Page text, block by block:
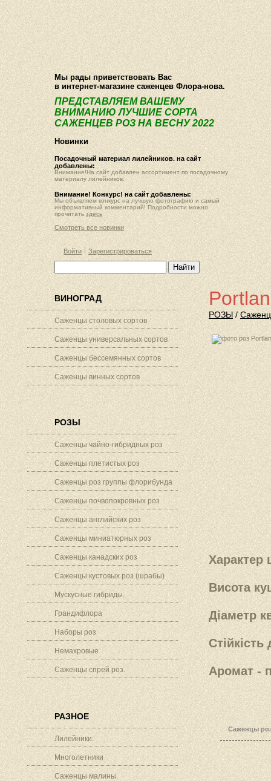
О компании Как купить Фотогалерея Статьи Опт
Мы рады приветствовать Вас
в интернет-магазине саженцев Флора-нова.
ПРЕДСТАВЛЯЕМ ВАШЕМУ
ВНИМАНИЮ ЛУЧШИЕ СОРТА
САЖЕНЦЕВ РОЗ НА ВЕСНУ 2022
Новинки
Посадочный материал лилейников. на сайт
добавлены:
Внимание!На сайт добавлен ассортимент по посадочному
материалу лилейников.
Внимание! Конкурс! на сайт добавлены:
Мы объявляем конкурс на лучшую фотографию и самый
информативный комментарий! Подробности можно
прочитать здесь
Смотреть все новинки
Войти Зарегистрироваться
ВИНОГРАД
Саженцы столовых сортов
Саженцы универсальных сортов
Саженцы бессемянных сортов
Саженцы винных сортов
РОЗЫ
Саженцы чайно-гибридных роз
Саженцы плетистых роз
Саженцы роз группы флорибунда
Саженцы почвопокровных роз
Саженцы английских роз
Саженцы миниатюрных роз
Саженцы канадских роз
Саженцы кустовых роз (шрабы)
Мускусные гибриды.
Грандифлора
Наборы роз
Немахровые
Саженцы спрей роз.
РАЗНОЕ
Лилейники.
Многолетники
Саженцы малины.
РОЗЫ/
Характер
Висота
Діаметр
Аромат -
Саженцы